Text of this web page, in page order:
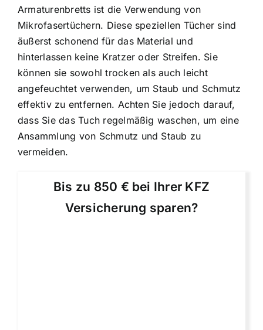
Armaturenbretts ist die Verwendung von
Mikrofasertüchern. Diese speziellen Tücher sind
äußerst schonend für das Material und
hinterlassen keine Kratzer oder Streifen. Sie
können sie sowohl trocken als auch leicht
angefeuchtet verwenden, um Staub und Schmutz
effektiv zu entfernen. Achten Sie jedoch darauf,
dass Sie das Tuch regelmäßig waschen, um eine
Ansammlung von Schmutz und Staub zu
vermeiden.
Bis zu 850 € bei Ihrer KFZ
Versicherung sparen?